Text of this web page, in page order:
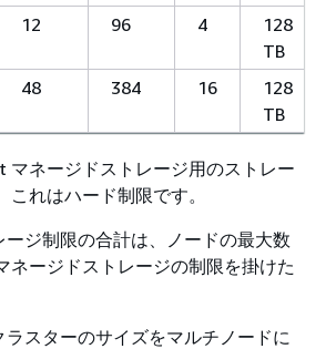
12 96 4
128
TB
48 384 16
128
TB
ネージドストレージ用のストレー
これはハード制限です。
ージ制限の合計は、ノードの最大数
ネージドストレージの制限を掛けた
ラスターのサイズをマルチノードに